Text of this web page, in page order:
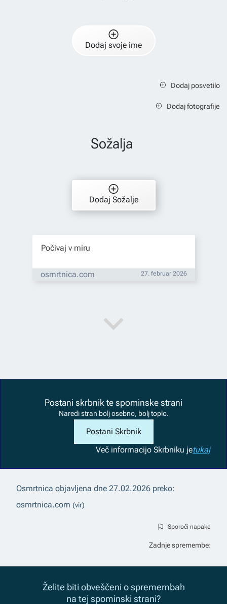
Dodaj svoje ime
Dodaj posvetilo
Dodaj fotografije
Sožalja
Dodaj Sožalje
Počivaj v miru
osmrtnica.com 27. februar 2026
Postani skrbnik te spominske strani
Naredi stran bolj osebno, bolj toplo.
Postani Skrbnik
Več informacijo Skrbniku jetukaj
Osmrtnica objavljena dne 27.02.2026 preko:
osmrtnica.com (vir)
Sporoči napake
Zadnje spremembe:
Želite biti obveščeni o spremembah
na tej spominski strani?